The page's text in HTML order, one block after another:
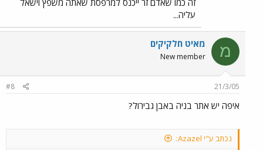
עליה...
מ מאיט חלקיקים
New member
21/3/05
#8
איפה יש אתר בניה באבן גבירול?
נכתב ע"י Azazel: